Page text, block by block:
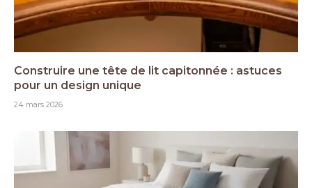
Construire une tête de lit capitonnée : astuces
pour un design unique
24 mars 2026